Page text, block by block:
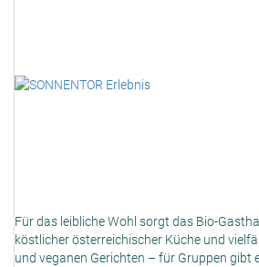
Für das leibliche Wohl sorgt das Bio-
köstlicher österreichischer Küche und
und veganen Gerichten – für Gruppen gibt